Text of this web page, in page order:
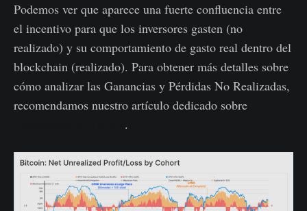
Podemos ver que aparece una fuerte confluencia entre
el incentivo para que los inversores gasten (no
realizado) y su comportamiento de gasto real dentro del
blockchain (realizado). Para obtener más detalles sobre
cómo analizar las Ganancias y Pérdidas No Realizadas,
recomendamos nuestro artículo dedicado sobre
.